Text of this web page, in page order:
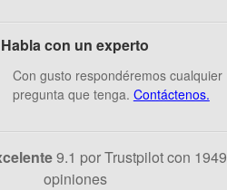
Habla con un experto
Con gusto respondéremos cualquier
pregunta que tenga. Contáctenos.
9.1 por Trustpilot con 1949
opiniones